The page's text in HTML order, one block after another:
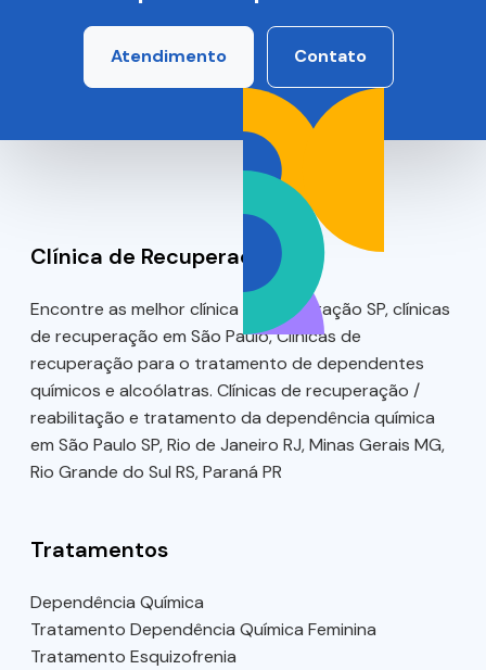
Atendimento Contato
Clínica de Recuperação SP
Encontre as melhor clínica de reabilitação SP, clínicas
de recuperação em São Paulo, Clínicas de
recuperação para o tratamento de dependentes
químicos e alcoólatras. Clínicas de recuperação /
reabilitação e tratamento da dependência química
em São Paulo SP, Rio de Janeiro RJ, Minas Gerais MG,
Rio Grande do Sul RS, Paraná PR
Tratamentos
Dependência Química
Tratamento Dependência Química Feminina
Tratamento Esquizofrenia